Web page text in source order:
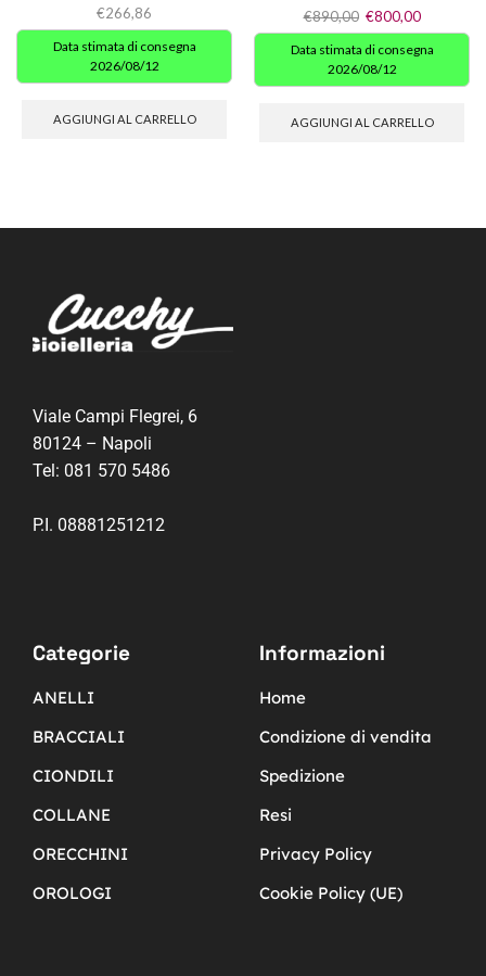
€266,86
Data stimata di consegna
2026/08/12
AGGIUNGI AL CARRELLO
€890,00 €800,00
Data stimata di consegna
2026/08/12
AGGIUNGI AL CARRELLO
Viale Campi Flegrei, 6
80124 – Napoli
Tel: 081 570 5486
P.I. 08881251212
Categorie
ANELLI
BRACCIALI
CIONDILI
COLLANE
ORECCHINI
OROLOGI
Informazioni
Home
Condizione di vendita
Spedizione
Resi
Privacy Policy
Cookie Policy (UE)